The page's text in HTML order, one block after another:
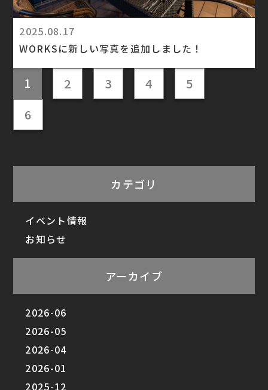
2025.08.17
WORKSに新しい写真を追加しました！
1 2 3 4
5
6
カテゴリ
イベント情報
お知らせ
アーカイブ
2026-06
2026-05
2026-04
2026-01
2025-12